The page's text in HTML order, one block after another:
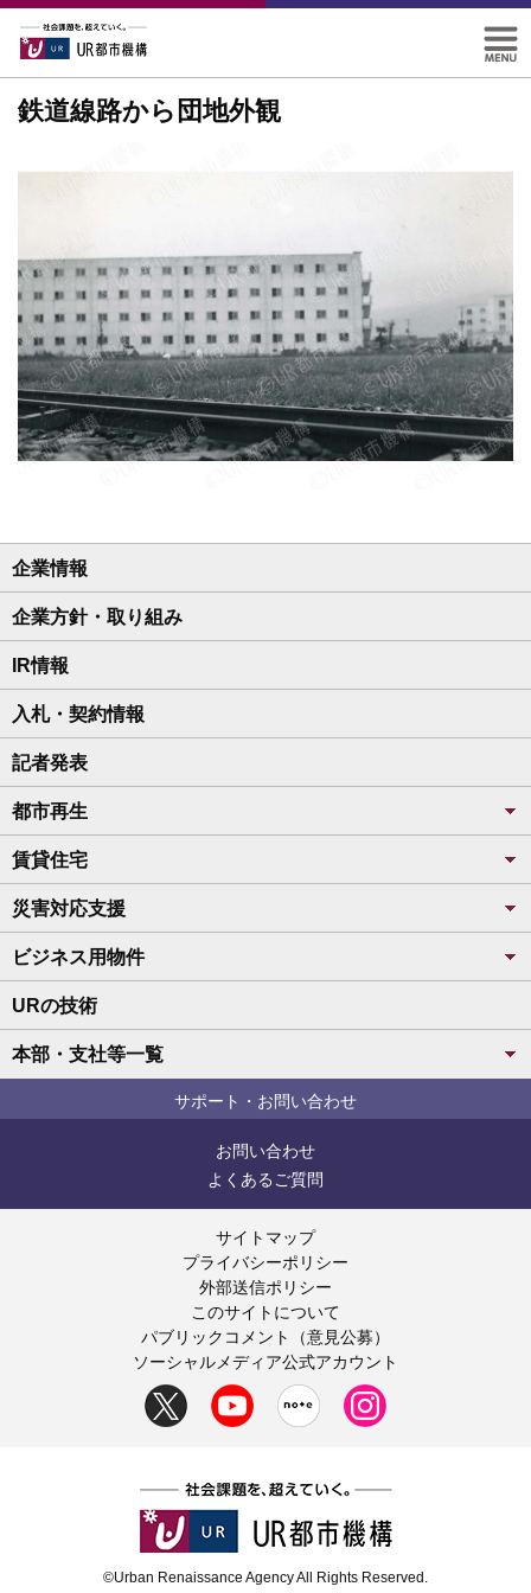
鉄道線路から団地外観
企業情報
企業方針・取り組み
IR情報
入札・契約情報
記者発表
都市再生
賃貸住宅
災害対応支援
ビジネス用物件
URの技術
本部・支社等一覧
サポート・お問い合わせ
お問い合わせ
よくあるご質問
サイトマップ
プライバシーポリシー
外部送信ポリシー
このサイトについて
パブリックコメント（意見公募）
ソーシャルメディア公式アカウント
©Urban Renaissance Agency All Rights Reserved.